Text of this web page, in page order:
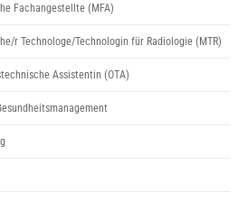
Fachangestellte (MFA)
r Technologe/Technologin für Radiologie (MTR)
Assistentin (OTA)